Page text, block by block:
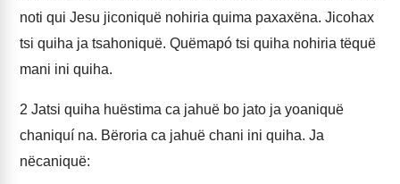
noti qui Jesu jiconiquë nohiria quima paxaxëna. Jicohax
tsi quiha ja tsahoniquë. Quëmapó tsi quiha nohiria tëquë
mani ini quiha.
2 Jatsi quiha huëstima ca jahuë bo jato ja yoaniquë
chaniquí na. Bëroria ca jahuë chani ini quiha. Ja
nëcaniquë: